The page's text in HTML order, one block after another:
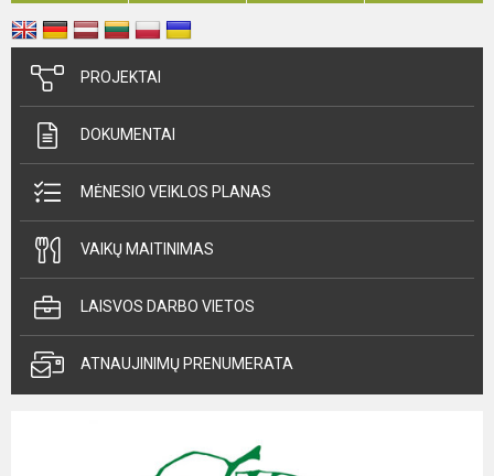
PROJEKTAI
DOKUMENTAI
MĖNESIO VEIKLOS PLANAS
VAIKŲ MAITINIMAS
LAISVOS DARBO VIETOS
ATNAUJINIMŲ PRENUMERATA